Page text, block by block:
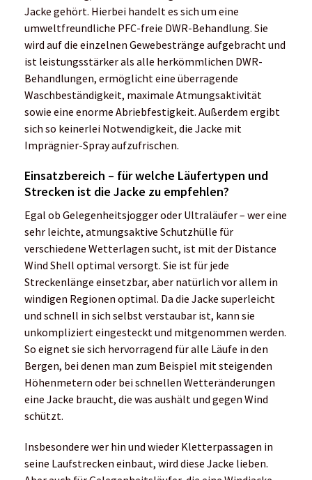
Einsatzbereich – für welche Läufertypen und
Strecken ist die Jacke zu empfehlen?
Egal ob Gelegenheitsjogger oder Ultraläufer – wer eine
sehr leichte, atmungsaktive Schutzhülle für
verschiedene Wetterlagen sucht, ist mit der Distance
Wind Shell optimal versorgt. Sie ist für jede
Streckenlänge einsetzbar, aber natürlich vor allem in
windigen Regionen optimal. Da die Jacke superleicht
und schnell in sich selbst verstaubar ist, kann sie
unkompliziert eingesteckt und mitgenommen werden.
So eignet sie sich hervorragend für alle Läufe in den
Bergen, bei denen man zum Beispiel mit steigenden
Höhenmetern oder bei schnellen Wetteränderungen
eine Jacke braucht, die was aushält und gegen Wind
schützt.
Insbesondere wer hin und wieder Kletterpassagen in
seine Laufstrecken einbaut, wird diese Jacke lieben.
Aber auch für Gelegenheitsläufer, die eine Windjacke
für den sportlichen Alltag im Frühling, Sommer und
Herbst suchen, ist sie absolut empfehlenswert.
Fazit
meine neue Lieblingsjacke.
Zum einen, weil ich sie